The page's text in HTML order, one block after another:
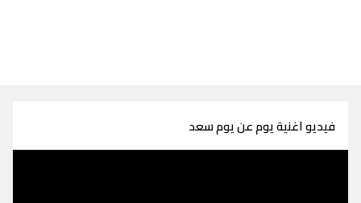
فيديو اغنية يوم عن يوم سعد